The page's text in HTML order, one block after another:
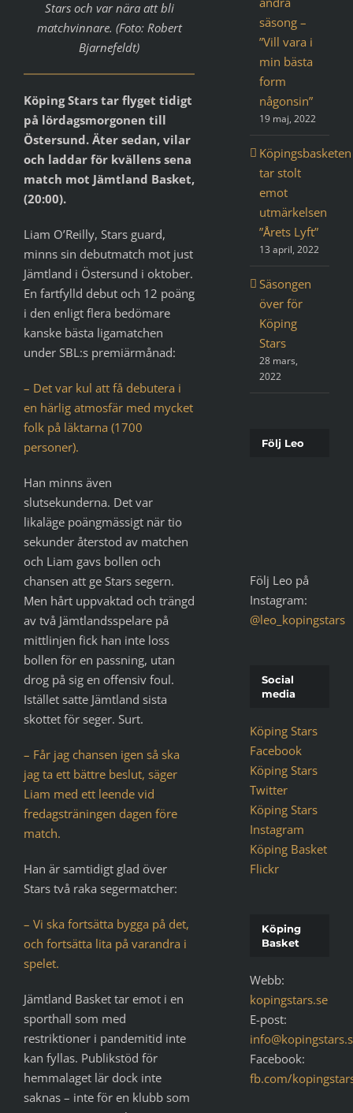
Stars och var nära att bli
matchvinnare. (Foto: Robert
Bjarnefeldt)
Köping Stars tar flyget tidigt
på lördagsmorgonen till
Östersund. Äter sedan, vilar
och laddar för kvällens sena
match mot Jämtland Basket,
(20:00).
Liam O’Reilly, Stars guard,
minns sin debutmatch mot just
Jämtland i Östersund i oktober.
En fartfylld debut och 12 poäng
i den enligt flera bedömare
kanske bästa ligamatchen
under SBL:s premiärmånad:
– Det var kul att få debutera i
en härlig atmosfär med mycket
folk på läktarna (1700
personer).
Han minns även
slutsekunderna. Det var
likaläge poängmässigt när tio
sekunder återstod av matchen
och Liam gavs bollen och
chansen att ge Stars segern.
Men hårt uppvaktad och trängd
av två Jämtlandsspelare på
mittlinjen fick han inte loss
bollen för en passning, utan
drog på sig en offensiv foul.
Istället satte Jämtland sista
skottet för seger. Surt.
– Får jag chansen igen så ska
jag ta ett bättre beslut, säger
Liam med ett leende vid
fredagsträningen dagen före
match.
Han är samtidigt glad över
Stars två raka segermatcher:
– Vi ska fortsätta bygga på det,
och fortsätta lita på varandra i
spelet.
Jämtland Basket tar emot i en
sporthall som med
restriktioner i pandemitid inte
kan fyllas. Publikstöd för
hemmalaget lär dock inte
saknas – inte för en klubb som
säsong –
”Vill vara i
min bästa
form
någonsin”
19 maj, 2022
Köpingsbasketen
tar stolt
emot
utmärkelsen
”Årets Lyft”
13 april, 2022
Säsongen
över för
Köping
Stars
28 mars,
2022
Följ Leo
Följ Leo på
Instagram:
@leo_kopingstars
Social
media
Köping Stars
Facebook
Köping Stars
Twitter
Köping Stars
Instagram
Köping Basket
Flickr
Köping
Basket
Webb:
kopingstars.se
E-post:
Facebook:
fb.com/